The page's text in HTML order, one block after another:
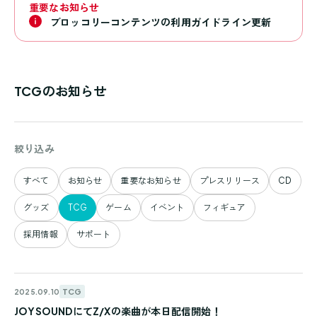
重要なお知らせ
ブロッコリーコンテンツの利用ガイドライン更新
TCGのお知らせ
絞り込み
すべて お知らせ 重要なお知らせ プレスリリース CD
グッズ TCG ゲーム イベント フィギュア
採用情報 サポート
2025.09.10 TCG
JOYSOUNDにてZ/Xの楽曲が本日配信開始！